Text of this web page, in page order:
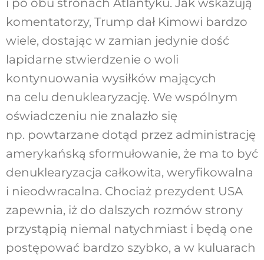
i po obu stronach Atlantyku. Jak wskazują
komentatorzy, Trump dał Kimowi bardzo
wiele, dostając w zamian jedynie dość
lapidarne stwierdzenie o woli
kontynuowania wysiłków mających
na celu denuklearyzację. We wspólnym
oświadczeniu nie znalazło się
np. powtarzane dotąd przez administrację
amerykańską sformułowanie, że ma to być
denuklearyzacja całkowita, weryfikowalna
i nieodwracalna. Chociaż prezydent USA
zapewnia, iż do dalszych rozmów strony
przystąpią niemal natychmiast i będą one
postępować bardzo szybko, a w kuluarach